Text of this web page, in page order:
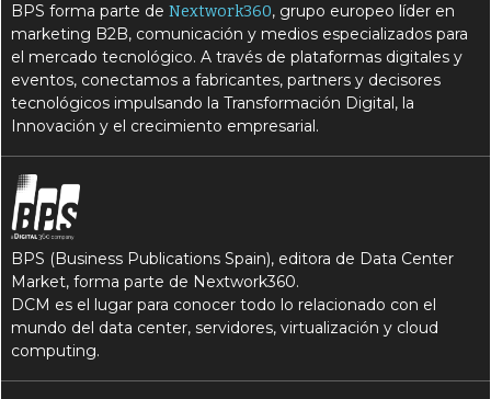
BPS forma parte deNextwork360, grupo europeo líder en
marketing B2B, comunicación y medios especializados para
el mercado tecnológico. A través de plataformas digitales y
eventos, conectamos a fabricantes, partners y decisores
tecnológicos impulsando la Transformación Digital, la
Innovación y el crecimiento empresarial.
BPS (Business Publications Spain), editora de Data Center
Market, forma parte de Nextwork360.
DCM es el lugar para conocer todo lo relacionado con el
mundo del data center, servidores, virtualización y cloud
computing.